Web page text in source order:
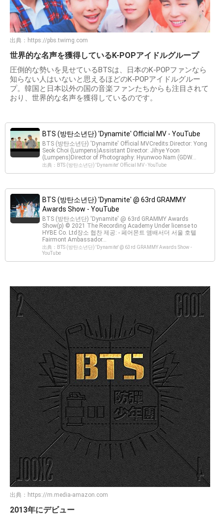
出典： https://pbs.twimg.com
世界的な名声を獲得しているK-POPアイドルグループ
圧倒的な勢いを見せているBTSは、日本のK-POPファンなら
知らない人はいないと思えるほどのK-POPアイドルグルー
プ。韓国と日本以外の国の音楽ファンたちからも注目されて
おり、世界的な名声を獲得しているのです。
BTS (방탄소년단) 'Dynamite' Official MV - YouTube
BTS (방탄소년단) 'Dynamite' Official MVCredits:Director: Yong
Seok Choi (Lumpens)Assistant Director: Jihye Yoon
(Lumpens)Director of Photography: Hyunwoo Nam (GDW...
出典：BTS (방탄소년단) 'Dynamite' Official MV - YouTube
BTS (방탄소년단) 'Dynamite' @ 63rd GRAMMY
Awards Show - YouTube
BTS (방탄소년단) 'Dynamite' @ 63rd GRAMMY Awards
Show(p) © 2021 The Recording Academy Under license to
HYBE Co. Ltd장소 협찬 제공: - 페어몬트 앰배서더 서울 호텔
Fairmont Ambassador...
出典：BTS (방탄소년단) 'Dynamite' @ 63rd GRAMMY Awards Show -
YouTube
出典： https://m.media-amazon.com
2013年にデビュー